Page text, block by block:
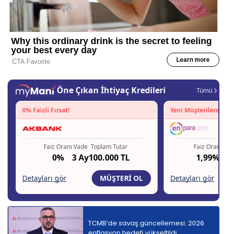
TCMB’de savaş güncellemesi: 2026